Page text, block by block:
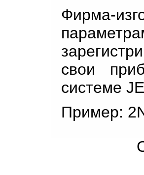
Фирма-
свои
системе
Пример: